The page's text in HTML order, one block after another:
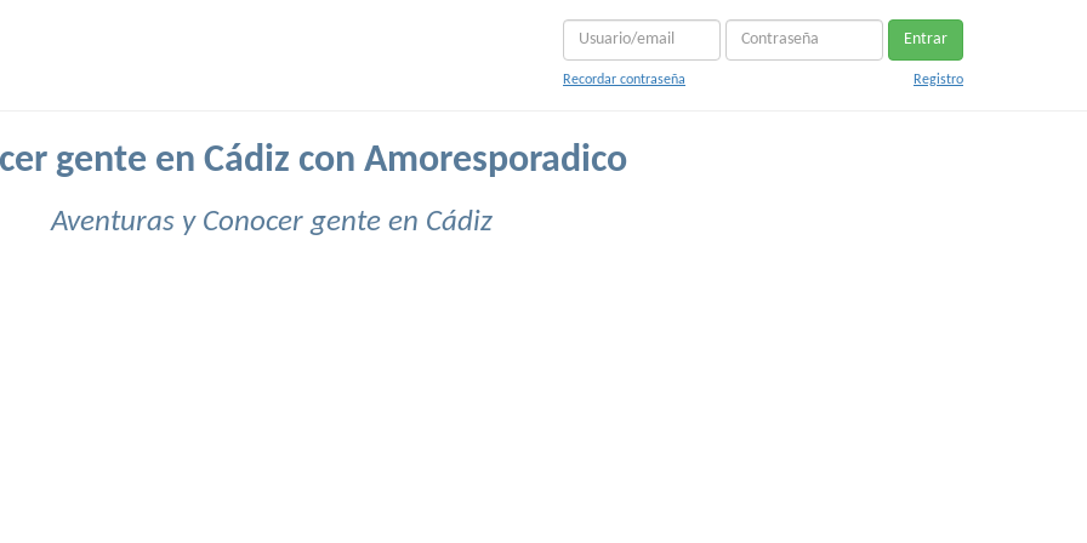
Entrar
Recordar contraseña Registro
gente en Cádiz con Amoresporadico
Aventuras y Conocer gente en Cádiz